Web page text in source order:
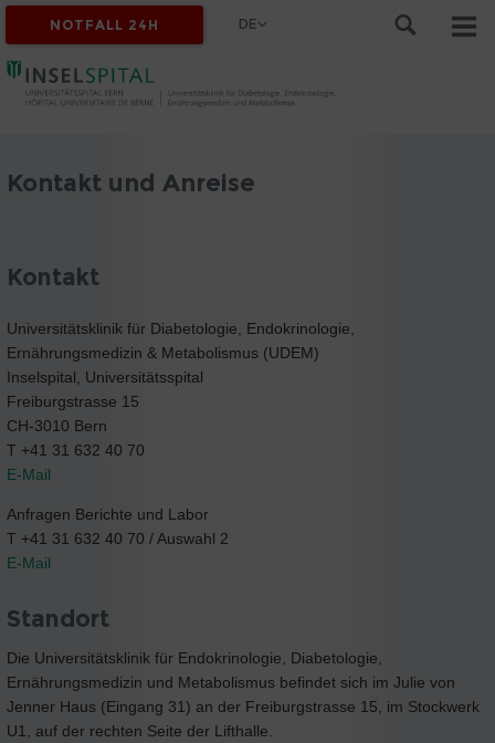
NOTFALL 24H DE
Kontakt und Anreise
Kontakt
Universitätsklinik für Diabetologie, Endokrinologie,
Ernährungsmedizin & Metabolismus (UDEM)
Inselspital, Universitätsspital
Freiburgstrasse 15
CH-3010 Bern
T +41 31 632 40 70
E-Mail
Anfragen Berichte und Labor
T +41 31 632 40 70 / Auswahl 2
E-Mail
Standort
Die Universitätsklinik für Endokrinologie, Diabetologie,
Ernährungsmedizin und Metabolismus befindet sich im Julie von
Jenner Haus (Eingang 31) an der Freiburgstrasse 15, im Stockwerk
U1, auf der rechten Seite der Lifthalle.